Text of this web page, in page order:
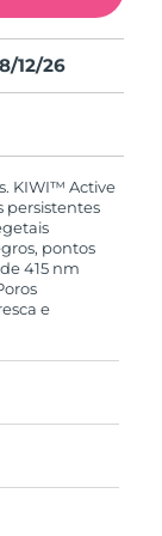
8/12/26
até
seu
FOFO
KIWI™ Active
persistentes
pontos
415 nm
e
amolecem os
8/15/26
prevista8/11/26
prevista8/12/26